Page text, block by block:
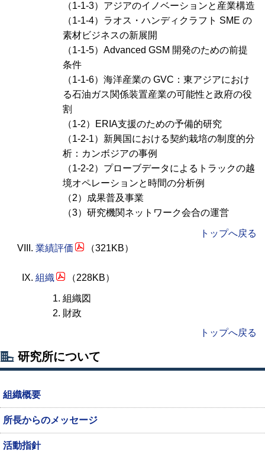
（1-1-3）アジアのイノベーションと産業構造
（1-1-4）ラオス・ハンディクラフト SME の
素材ビジネスの新展開
（1-1-5） Advanced GSM 開発のための前提
条件
（1-1-6）海洋産業の GVC：東アジアにおけ
る石油ガス関係装置産業の可能性と政府の役
割
（1-2）ERIA支援のための予備的研究
（1-2-1）新興国における契約栽培の制度的分
析：カンボジアの事例
（1-2-2）プローブデータによるトラックの越
境オペレーションと時間の分析例
（2）成果普及事業
（3）研究機関ネットワーク会合の運営
トップへ戻る
業績評価
（321KB）
組織 （228KB）
組織図
財政
トップへ戻る
研究所について
組織概要
所長からのメッセージ
活動指針